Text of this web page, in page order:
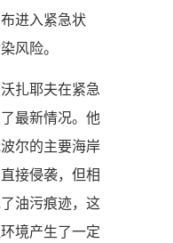
进入紧急状
风险。
扎耶夫在紧急
最新情况。他
尔的主要海岸
接侵袭，但相
油污痕迹，这
境产生了一定